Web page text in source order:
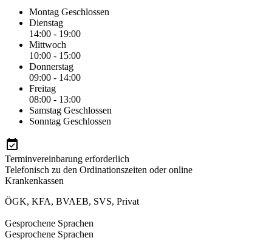
Montag Geschlossen
Dienstag
14:00 - 19:00
Mittwoch
10:00 - 15:00
Donnerstag
09:00 - 14:00
Freitag
08:00 - 13:00
Samstag Geschlossen
Sonntag Geschlossen
Terminvereinbarung erforderlich
Telefonisch zu den Ordinationszeiten oder online
Krankenkassen
ÖGK, KFA, BVAEB, SVS, Privat
Gesprochene Sprachen
Gesprochene Sprachen